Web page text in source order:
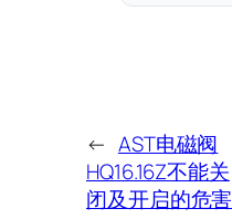
← AST电磁阀
HQ16.16Z不能关
闭及开启的危害